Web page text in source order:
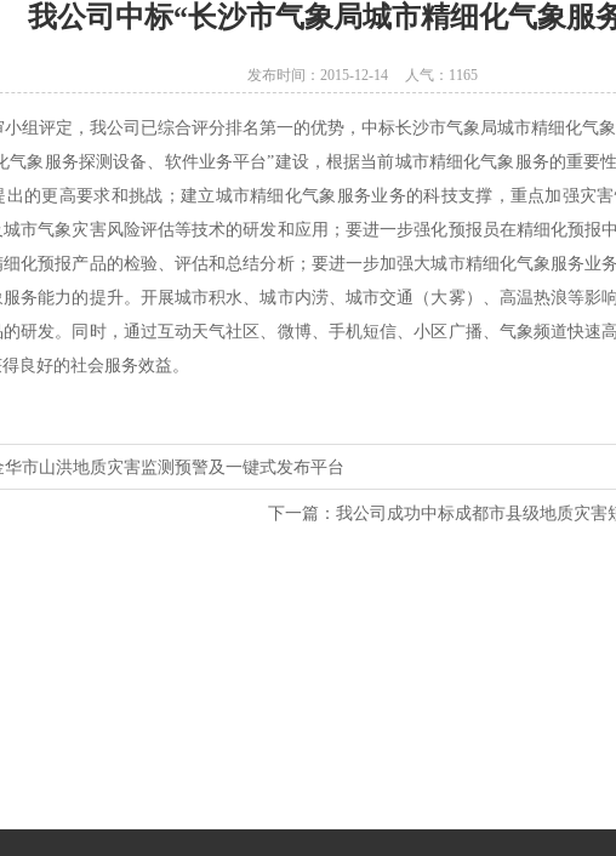
我公司中标“长沙市气象局城市精细化气象服
发布时间：2015-12-14 人气： 1165
小组评定，我公司已综合评分排名第一的优势，中标长沙市气象局城市精细化气
象服务探测设备、软件业务平台”建设，根据当前城市精细化气象服务的重要
的更高要求和挑战；建立城市精细化气象服务业务的科技支撑，重点加强灾
市气象灾害风险评估等技术的研发和应用；要进一步强化预报员在精细化预报
化预报产品的检验、评估和总结分析；要进一步加强大城市精细化气象服务业
务能力的提升。开展城市积水、城市内涝、城市交通（大雾）、高温热浪等影
研发。同时，通过互动天气社区、微博、手机短信、小区广播、气象频道快速
良好的社会服务效益。
市山洪地质灾害监测预警及一键式发布平台
下一篇： 我公司成功中标成都市县级地质灾